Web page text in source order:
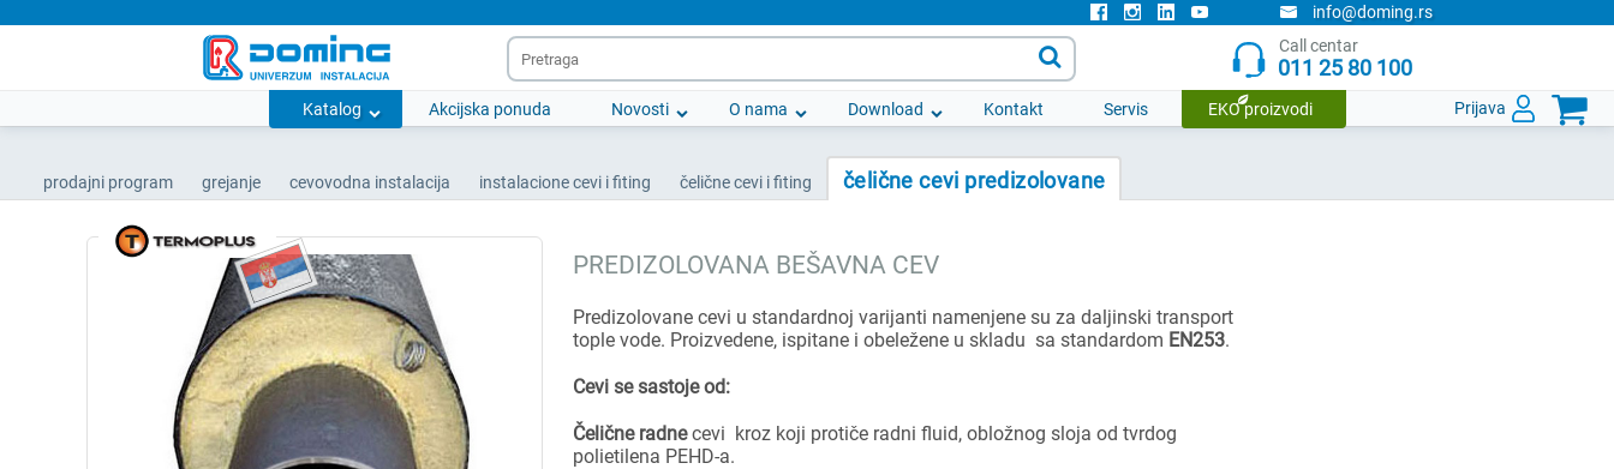
info@doming.rs
Call centar
011 25 80 100
Katalog Akcijska ponuda Novosti O nama Download Kontakt Servis EKO proizvodi Prijava 

prodajni program grejanje cevovodna instalacija instalacione cevi i fiting čelične cevi i fiting čelične cevi predizolovane
PREDIZOLOVANA BEŠAVNA CEV
Predizolovane cevi u standardnoj varijanti namenjene su za daljinski transport
tople vode. Proizvedene, ispitane i obeležene u skladu sa standardom EN253.
Cevi se sastoje od:
Čelične radnecevi kroz koji protiče radni fluid, obložnog sloja od tvrdog
polietilena PEHD-a.